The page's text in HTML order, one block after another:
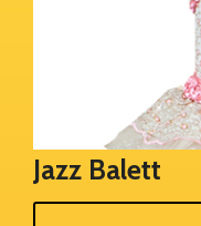
Jazz Balett